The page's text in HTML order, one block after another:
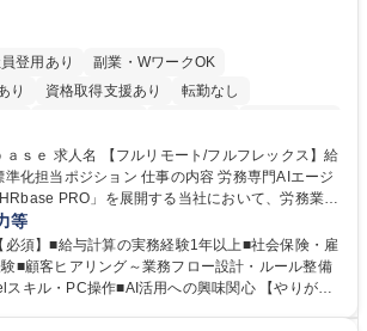
登用あり
副業・WワークOK
り
資格取得支援あり
転勤なし
フレックス】給
ョン 仕事の内容 労務専門AIエージ
PRO」を展開する当社において、労務業務
当をクライアントの課題や要望をヒアリングし、
落とし込むポジションです。 【具体的に
ン設計（要件定義/顧客ヒアリング/業務オペレー
ル整備、システム設定) ・業務マニュアル作成、
等
必須】■給与計算の実務経験1年以上■社会保険・雇
■顧客ヒアリング～業務フロー設計・ルール整備
ル・PC操作■AI活用への興味関心 【やりが